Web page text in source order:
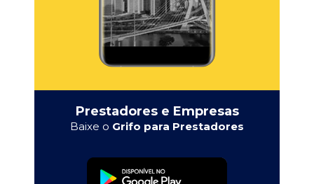
Prestadores e Empresas
Baixe o Grifo para Prestadores